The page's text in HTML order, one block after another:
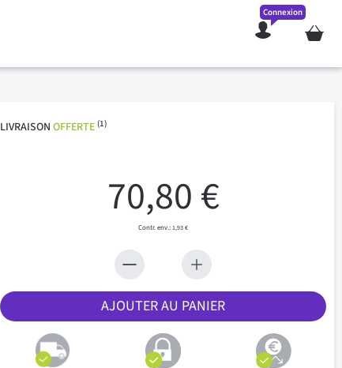
Mon
Connexion
LIVRAISONOFFERTE (1)
70,80 €
1,93 €
AJOUTER AU PANIER